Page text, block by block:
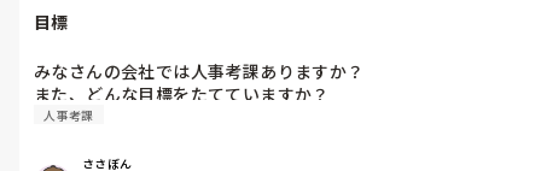
目標
みなさんの会社では人事考課ありますか？
また、どんな目標をたてていますか？
人事考課
ささぼん